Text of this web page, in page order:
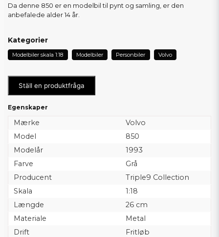
Da denne 850 er en modelbil til pynt og samling, er den
anbefalede alder 14 år.
Kategorier
Modelbiler skala 1:18 Modelbiler Personbiler Volvo
Ställ en produktfråga
Egenskaper
Mærke
Volvo
Model
850
Modelår
1993
Farve
Grå
Producent
Triple9 Collection
Skala
1:18
Længde
26 cm
Materiale
Metal
Drift
Fritløb